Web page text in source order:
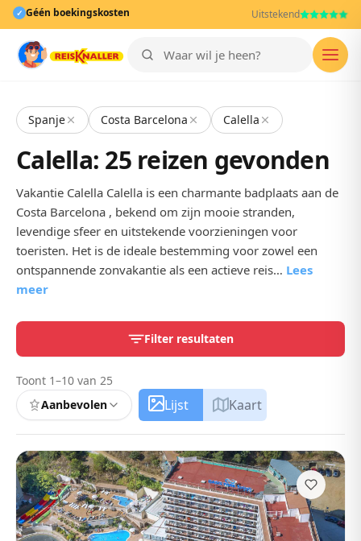
✓ Géén boekingskosten Uitstekend
Spanje Costa Barcelona Calella
Calella: 25 reizen gevonden
Vakantie Calella Calella is een charmante badplaats aan de
Costa Barcelona , bekend om zijn mooie stranden,
levendige sfeer en uitstekende voorzieningen voor
toeristen. Het is de ideale bestemming voor zowel een
ontspannende zonvakantie als een actieve reis… Lees
meer
Filter resultaten
Toont 1–10 van 25
Aanbevolen
Lijst Kaart